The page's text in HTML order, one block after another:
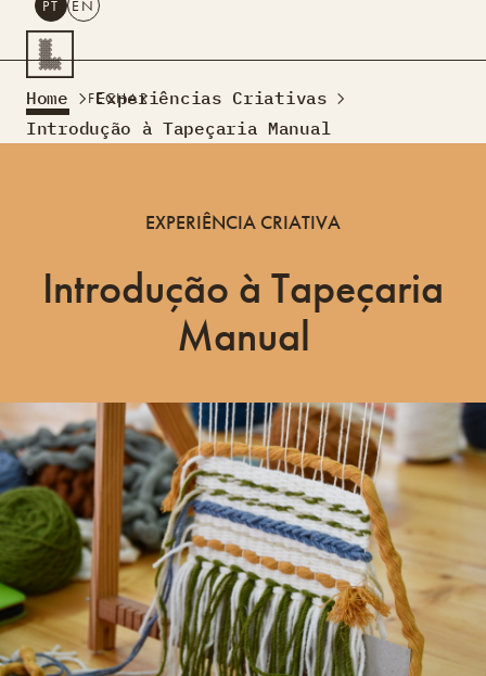
PESQUISAR
PT EN
Residências Criativas
Montra
PT EN
FECHAR
Home
Experiências Criativas
Introdução à Tapeçaria Manual
EXPERIÊNCIA CRIATIVA
Introdução à Tapeçaria
Manual